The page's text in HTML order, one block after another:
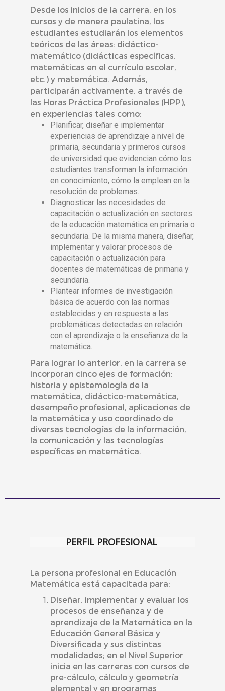
Desde los inicios de la carrera, en los
cursos y de manera paulatina, los
estudiantes estudiarán los elementos
teóricos de las áreas: didáctico-
matemático (didácticas específicas,
matemáticas en el currículo escolar,
etc.) y matemática. Además,
participarán activamente, a través de
las Horas Práctica Profesionales (HPP),
en experiencias tales como:
Planificar, diseñar e implementar
experiencias de aprendizaje a nivel de
primaria, secundaria y primeros cursos
de universidad que evidencian cómo los
estudiantes transforman la información
en conocimiento, cómo la emplean en la
resolución de problemas.
Diagnosticar las necesidades de
capacitación o actualización en sectores
de la educación matemática en primaria o
secundaria. De la misma manera, diseñar,
implementar y valorar procesos de
capacitación o actualización para
docentes de matemáticas de primaria y
secundaria.
Plantear informes de investigación
básica de acuerdo con las normas
establecidas y en respuesta a las
problemáticas detectadas en relación
con el aprendizaje o la enseñanza de la
matemática.
Para lograr lo anterior, en la carrera se
incorporan cinco ejes de formación:
historia y epistemología de la
matemática, didáctico-matemática,
desempeño profesional, aplicaciones de
la matemática y uso coordinado de
diversas tecnologías de la información,
la comunicación y las tecnologías
específicas en matemática.
PERFIL PROFESIONAL
La persona profesional en Educación
Matemática está capacitada para:
Diseñar, implementar y evaluar los
procesos de enseñanza y de
aprendizaje de la Matemática en la
Educación General Básica y
Diversificada y sus distintas
modalidades; en el Nivel Superior
inicia en las carreras con cursos de
pre-cálculo, cálculo y geometría
elemental y en programas